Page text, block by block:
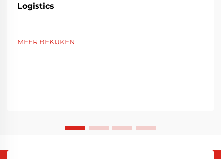
Logistics
MEER BEKIJKEN